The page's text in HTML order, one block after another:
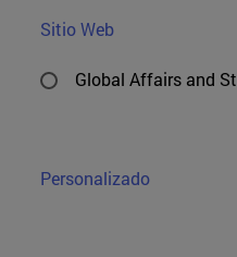
Sitio Web
Global Affairs and
Personalizado